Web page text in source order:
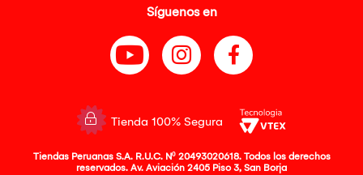
Síguenos en
Tienda 100% Segura
Tiendas Peruanas S.A. R.U.C. Nº 20493020618. Todos los derechos
reservados. Av. Aviación 2405 Piso 3, San Borja